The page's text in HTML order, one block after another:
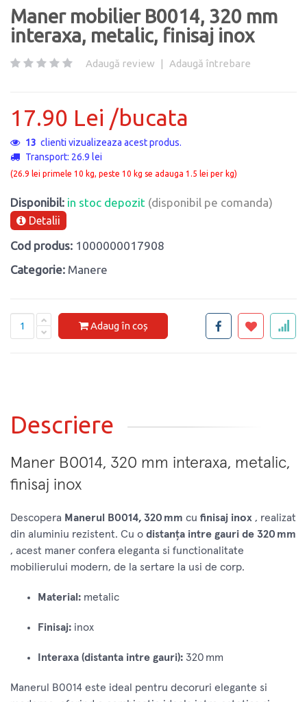
Maner mobilier B0014, 320 mm
interaxa, metalic, finisaj inox
Adaugă review | Adaugă întrebare
17.90 Lei /bucata
13 clienti vizualizeaza acest produs.
Transport: 26.9 lei
(26.9 lei primele 10 kg, peste 10 kg se adauga 1.5 lei per kg)
Disponibil: in stoc depozit (disponibil pe comanda)
Detalii
Cod produs: 1000000017908
Categorie: Manere
Adaug în coș
Descriere
Maner B0014, 320 mm interaxa, metalic,
finisaj inox
Descopera Manerul B0014, 320 mm cu finisaj inox , realizat
din aluminiu rezistent. Cu o distanța intre gauri de 320 mm
, acest maner confera eleganta si functionalitate
mobilierului modern, de la sertare la usi de corp.
Material: metalic
Finisaj: inox
Interaxa (distanta intre gauri): 320 mm
Manerul B0014 este ideal pentru decoruri elegante si